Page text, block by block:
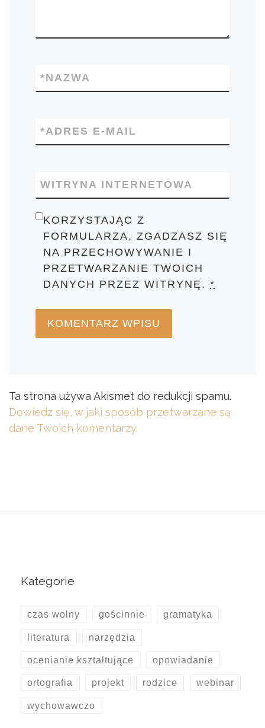
NAZWA
*
ADRES E-MAIL
*
WITRYNA INTERNETOWA
KORZYSTAJĄC Z
FORMULARZA, ZGADZASZ SIĘ
NA PRZECHOWYWANIE I
PRZETWARZANIE TWOICH
DANYCH PRZEZ WITRYNĘ.*
Ta strona używa Akismet do redukcji spamu.
Dowiedz się, w jaki sposób przetwarzane są
dane Twoich komentarzy.
Kategorie
czas wolny gościnnie gramatyka
literatura narzędzia
ocenianie kształtujące opowiadanie
ortografia projekt rodzice webinar
wychowawczo